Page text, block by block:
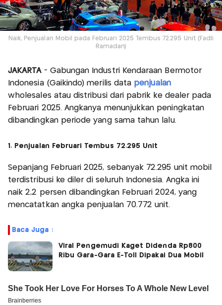
Naik, Penjualan Mobil pada Februari 2025 Tembus 72.295 Unit (Fadli
Ramadan)
JAKARTA- Gabungan Industri Kendaraan Bermotor
Indonesia (Gaikindo) merilis data penjualan
wholesales atau distribusi dari pabrik ke dealer pada
Februari 2025. Angkanya menunjukkan peningkatan
dibandingkan periode yang sama tahun lalu.
1. Penjualan Februari Tembus 72.295 Unit
Sepanjang Februari 2025, sebanyak 72.295 unit mobil
terdistribusi ke diler di seluruh Indonesia. Angka ini
naik 2,2 persen dibandingkan Februari 2024, yang
mencatatkan angka penjualan 70.772 unit.
Baca Juga :
Viral Pengemudi Kaget Didenda Rp800
Ribu Gara-Gara E-Toll Dipakai Dua Mobil